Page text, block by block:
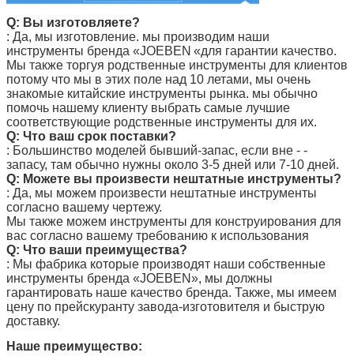
Q: Вы изготовляете?
: Да, мы изготовление. мы производим наши
инструменты бренда «JOEBEN «для гарантии качество.
Мы также торгуя родственные инструменты для клиентов
потому что мы в этих поле над 10 летами, мы очень
знакомые китайские инструменты рынка. мы обычно
помочь нашему клиенту выбрать самые лучшие
соответствующие родственные инструменты для их.
Q: Что ваш срок поставки?
: Большинство моделей бывший-запас, если вне - -
запасу, там обычно нужны около 3-5 дней или 7-10 дней.
Q: Можете вы произвести нештатные инструменты?
: Да, мы можем произвести нештатные инструменты
согласно вашему чертежу.
Мы также можем инструменты для конструирования для
вас согласно вашему требованию к использования
Q: Что ваши преимущества?
: Мы фабрика которые производят наши собственные
инструменты бренда «JOEBEN», мы должны
гарантировать наше качество бренда. Также, мы имеем
цену по прейскуранту завода-изготовителя и быструю
доставку.
Наше преимущество: